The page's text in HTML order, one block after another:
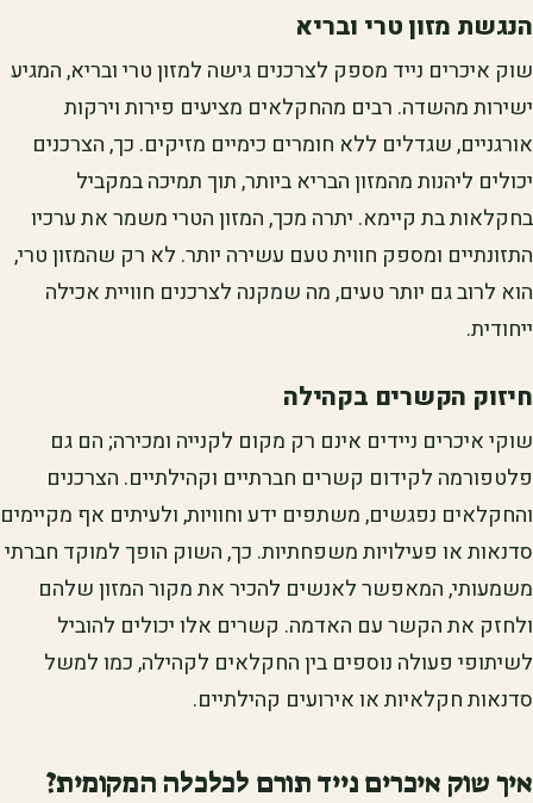
הנגשת מזון טרי ובריא
שוק איכרים נייד מספק לצרכנים גישה למזון טרי ובריא, המגיע
ישירות מהשדה. רבים מהחקלאים מציעים פירות וירקות
אורגניים, שגדלים ללא חומרים כימיים מזיקים. כך, הצרכנים
יכולים ליהנות מהמזון הבריא ביותר, תוך תמיכה במקביל
בחקלאות בת קיימא. יתרה מכך, המזון הטרי משמר את ערכיו
התזונתיים ומספק חווית טעם עשירה יותר. לא רק שהמזון טרי,
הוא לרוב גם יותר טעים, מה שמקנה לצרכנים חוויית אכילה
ייחודית.
חיזוק הקשרים בקהילה
שוקי איכרים ניידים אינם רק מקום לקנייה ומכירה; הם גם
פלטפורמה לקידום קשרים חברתיים וקהילתיים. הצרכנים
והחקלאים נפגשים, משתפים ידע וחוויות, ולעיתים אף מקיימים
סדנאות או פעילויות משפחתיות. כך, השוק הופך למוקד חברתי
משמעותי, המאפשר לאנשים להכיר את מקור המזון שלהם
ולחזק את הקשר עם האדמה. קשרים אלו יכולים להוביל
לשיתופי פעולה נוספים בין החקלאים לקהילה, כמו למשל
סדנאות חקלאיות או אירועים קהילתיים.
איך שוק איכרים נייד תורם לכלכלה המקומית?